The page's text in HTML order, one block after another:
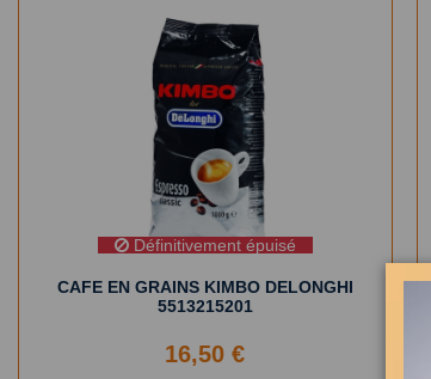
Définitivement épuisé
CAFE EN GRAINS KIMBO DELONGHI
5513215201
16,50 €